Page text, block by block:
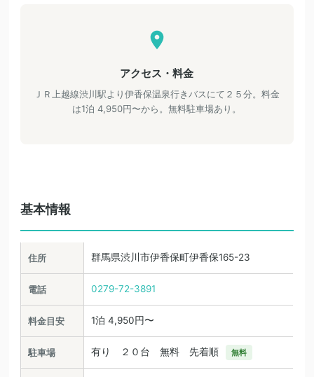
アクセス・料金
ＪＲ上越線渋川駅より伊香保温泉行きバスにて２５分。料金
は1泊 4,950円〜から。無料駐車場あり。
基本情報
住所 群馬県渋川市伊香保町伊香保165-23
電話 0279-72-3891
料金目安 1泊 4,950円〜
駐車場 有り ２０台 無料 先着順 無料